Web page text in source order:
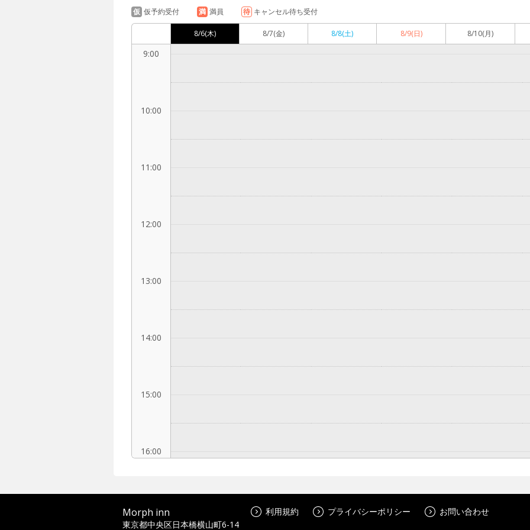
仮 仮予約受付 満 満員 待 キャンセル待ち受付
8/6(木) 8/7(金) 8/8(土) 8/9(日) 8/10(月)
9:00
10:00
11:00
12:00
13:00
14:00
15:00
16:00
17:00
Morph inn
東京都中央区日本橋横山町6-14
利用規約 プライバシーポリシー お問い合わせ